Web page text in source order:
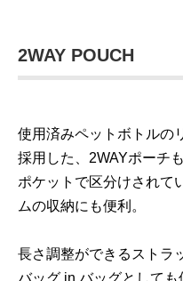
2WAY POUCH
使用済みペットボトルの
採用した、2WAYポーチ
ポケットで区分けされて
ムの収納にも便利。
長さ調整ができるストラ
バッグ in バッグとして